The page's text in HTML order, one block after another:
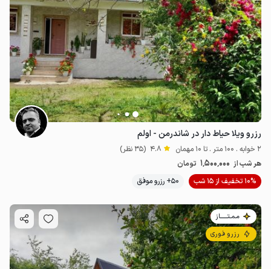
رزرو ویلا حیاط دار در شاندرمن - اولم
2 خوابه . 100 متر . تا 10 مهمان 4.8 (35 نظر)
هر شب از 1٬500٬000 تومان
10% تخفیف از 15 شب
50+ رزرو موفق
مـمـتــــــاز
رزرو فوری